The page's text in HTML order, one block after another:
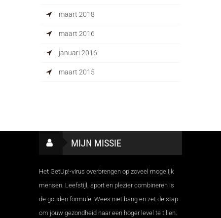
maart 2018
maart 2016
januari 2016
maart 2015
MIJN MISSIE
Het GetUp!-virus overbrengen op zoveel mogelijk
mensen. Leefstijl, sport en plezier combineren is
de gouden formule. Wees niet bang en zet de stap
om jouw gezondheid naar een hoger level te tillen.